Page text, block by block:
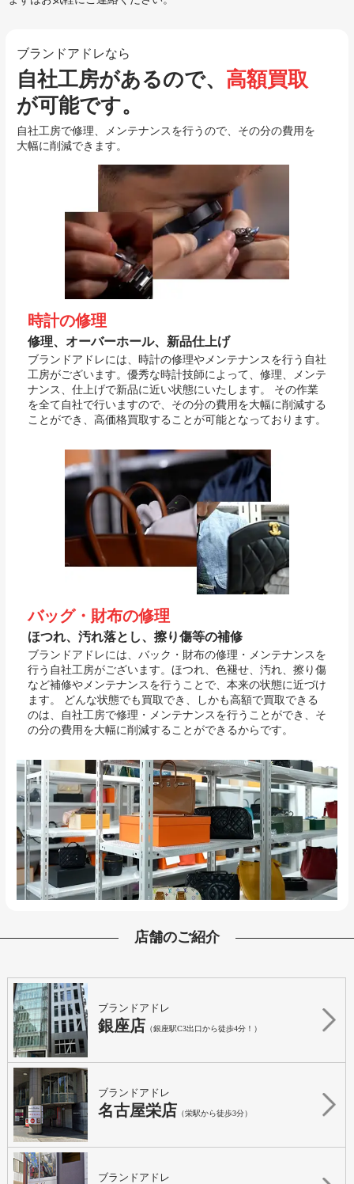
ブランドアドレなら
自社工房があるので、 高額買取
が可能です。
自社工房で修理、メンテナンスを行うので、その分の費用を
大幅に削減できます。
時計の修理
修理、オーバーホール、新品仕上げ
ブランドアドレには、時計の修理やメンテナンスを行う自社
工房がございます。優秀な時計技師によって、修理、メンテ
ナンス、仕上げで新品に近い状態にいたします。 その作業
を全て自社で行いますので、その分の費用を大幅に削減する
ことができ、高価格買取することが可能となっております。
バッグ・財布の修理
ほつれ、汚れ落とし、擦り傷等の補修
ブランドアドレには、バック・財布の修理・メンテナンスを
行う自社工房がございます。ほつれ、色褪せ、汚れ、擦り傷
など補修やメンテナンスを行うことで、本来の状態に近づけ
ます。 どんな状態でも買取でき、しかも高額で買取できる
のは、自社工房で修理・メンテナンスを行うことができ、そ
の分の費用を大幅に削減することができるからです。
店舗のご紹介
ブランドアドレ
銀座店 （銀座駅C3出口から徒歩4分！）
ブランドアドレ
名古屋栄店 （栄駅から徒歩3分）
ブランドアドレ